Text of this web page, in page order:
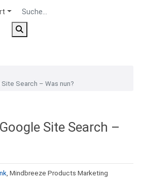
Search – Was nun?
Site Search –
, Mindbreeze Products Marketing